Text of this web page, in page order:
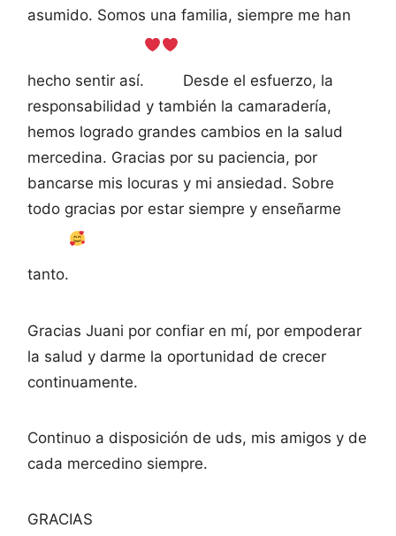
asumido. Somos una familia, siempre me han
hecho sentir así.
Desde el esfuerzo, la
responsabilidad y también la camaradería,
hemos logrado grandes cambios en la salud
mercedina. Gracias por su paciencia, por
bancarse mis locuras y mi ansiedad. Sobre
todo gracias por estar siempre y enseñarme
tanto.
Gracias Juani por confiar en mí, por empoderar
la salud y darme la oportunidad de crecer
continuamente.
Continuo a disposición de uds, mis amigos y de
cada mercedino siempre.
GRACIAS